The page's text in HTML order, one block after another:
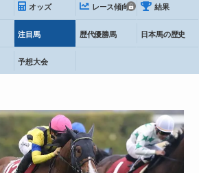
オッズ レース傾向 結果
注目馬 歴代優勝馬 日本馬の歴史
予想大会